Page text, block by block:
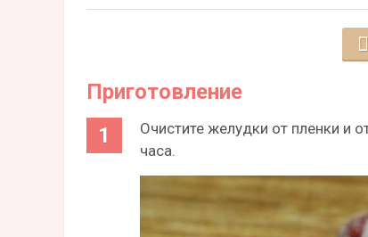
Приготовление
Очистите желудки от пленки и
часа.